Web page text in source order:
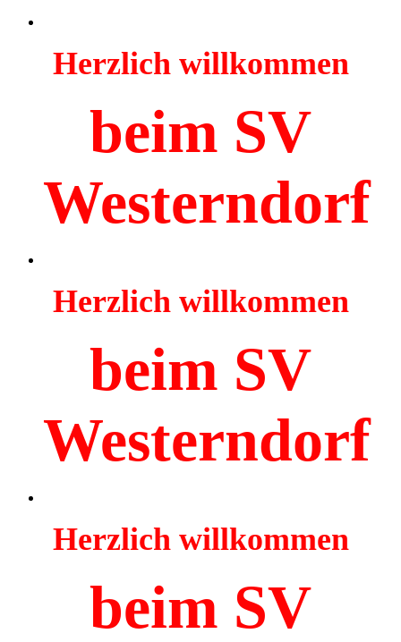
Herzlich willkommen
beim SV
Westerndorf
Herzlich willkommen
beim SV
Westerndorf
Herzlich willkommen
beim SV